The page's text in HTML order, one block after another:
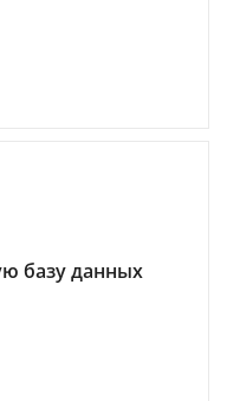
базу данных